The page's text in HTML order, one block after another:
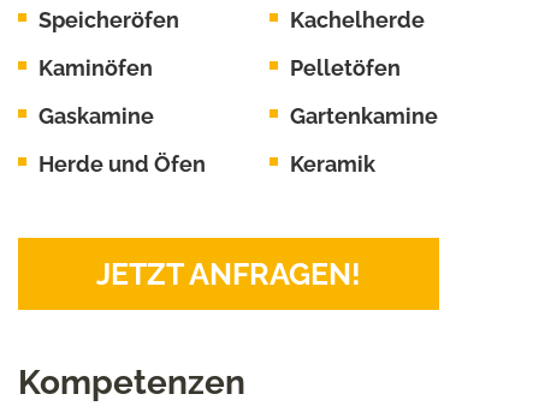
Speicheröfen
Kachelherde
Kaminöfen
Pelletöfen
Gaskamine
Gartenkamine
Herde und Öfen
Keramik
JETZT ANFRAGEN!
Kompetenzen